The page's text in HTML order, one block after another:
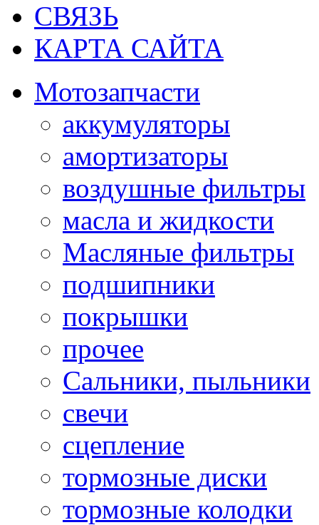
СВЯЗЬ
КАРТА САЙТА
Мотозапчасти
аккумуляторы
амортизаторы
воздушные фильтры
масла и жидкости
Масляные фильтры
подшипники
покрышки
прочее
Сальники, пыльники
свечи
сцепление
тормозные диски
тормозные колодки